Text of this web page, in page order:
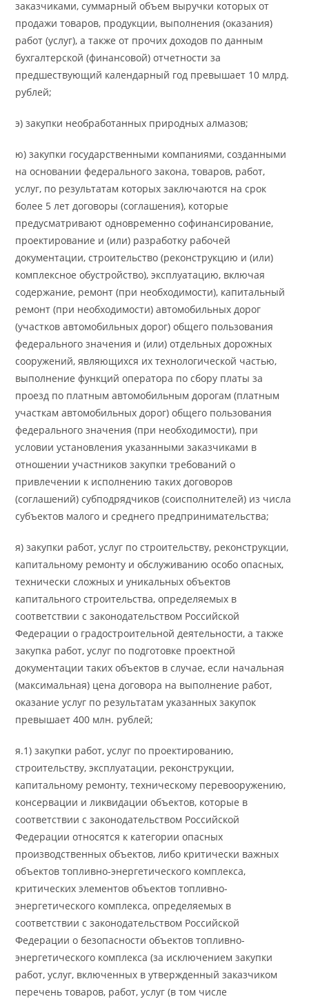
заказчиками, суммарный объем выручки которых от
продажи товаров, продукции, выполнения (оказания)
работ (услуг), а также от прочих доходов по данным
бухгалтерской (финансовой) отчетности за
предшествующий календарный год превышает 10 млрд.
рублей;
э) закупки необработанных природных алмазов;
ю) закупки государственными компаниями, созданными
на основании федерального закона, товаров, работ,
услуг, по результатам которых заключаются на срок
более 5 лет договоры (соглашения), которые
предусматривают одновременно софинансирование,
проектирование и (или) разработку рабочей
документации, строительство (реконструкцию и (или)
комплексное обустройство), эксплуатацию, включая
содержание, ремонт (при необходимости), капитальный
ремонт (при необходимости) автомобильных дорог
(участков автомобильных дорог) общего пользования
федерального значения и (или) отдельных дорожных
сооружений, являющихся их технологической частью,
выполнение функций оператора по сбору платы за
проезд по платным автомобильным дорогам (платным
участкам автомобильных дорог) общего пользования
федерального значения (при необходимости), при
условии установления указанными заказчиками в
отношении участников закупки требований о
привлечении к исполнению таких договоров
(соглашений) субподрядчиков (соисполнителей) из числа
субъектов малого и среднего предпринимательства;
я) закупки работ, услуг по строительству, реконструкции,
капитальному ремонту и обслуживанию особо опасных,
технически сложных и уникальных объектов
капитального строительства, определяемых в
соответствии с законодательством Российской
Федерации о градостроительной деятельности, а также
закупка работ, услуг по подготовке проектной
документации таких объектов в случае, если начальная
(максимальная) цена договора на выполнение работ,
оказание услуг по результатам указанных закупок
превышает 400 млн. рублей;
я.1) закупки работ, услуг по проектированию,
строительству, эксплуатации, реконструкции,
капитальному ремонту, техническому перевооружению,
консервации и ликвидации объектов, которые в
соответствии с законодательством Российской
Федерации относятся к категории опасных
производственных объектов, либо критически важных
объектов топливно-энергетического комплекса,
критических элементов объектов топливно-
энергетического комплекса, определяемых в
соответствии с законодательством Российской
Федерации о безопасности объектов топливно-
энергетического комплекса (за исключением закупки
работ, услуг, включенных в утвержденный заказчиком
перечень товаров, работ, услуг (в том числе